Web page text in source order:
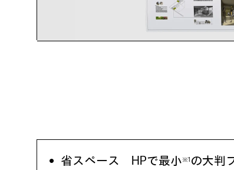
省スペース HPで最小※1 の大判